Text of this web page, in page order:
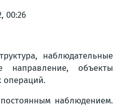
00:26
наблюдательные
направление, объекты
операций.
наблюдением.